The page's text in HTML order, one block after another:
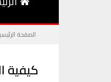
الصفحة
كيفية